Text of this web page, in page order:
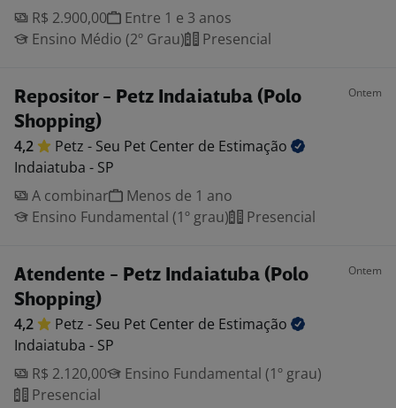
R$ 2.900,00
Entre 1 e 3 anos
Ensino Médio (2º Grau)
Presencial
Repositor - Petz Indaiatuba (Polo
Shopping)
Ontem
4,2 Petz - Seu Pet Center de Estimação
Indaiatuba - SP
A combinar
Menos de 1 ano
Ensino Fundamental (1º grau)
Presencial
Atendente - Petz Indaiatuba (Polo
Shopping)
Ontem
4,2 Petz - Seu Pet Center de Estimação
Indaiatuba - SP
R$ 2.120,00
Ensino Fundamental (1º grau)
Presencial